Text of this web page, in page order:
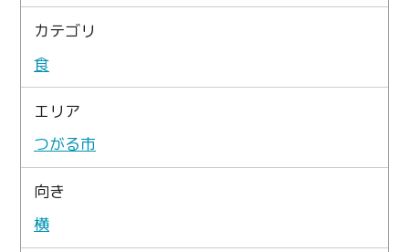
カテゴリ
食
エリア
つがる市
向き
横